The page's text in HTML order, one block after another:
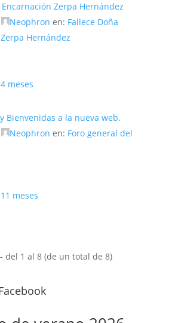
Encarnación Zerpa Hernández
Neophron en: Fallece Doña
Hernández
meses
Bienvenidas a la nueva web.
Neophron en: Foro general del
meses
del 1 al 8 (de un total de 8)